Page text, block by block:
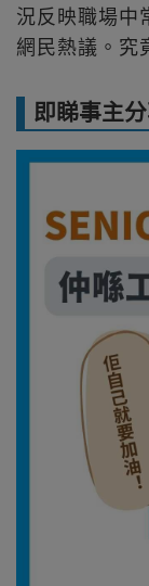
況反映職場中
網民熱議。究
即睇事主